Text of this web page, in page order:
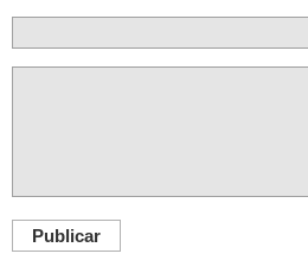
Publicar